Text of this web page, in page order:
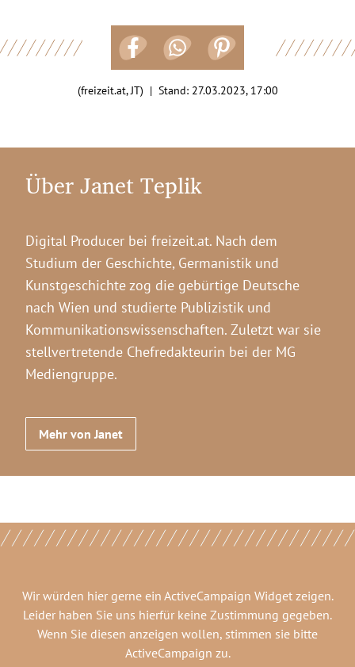
(freizeit.at, JT) | Stand: 27.03.2023, 17:00
Über Janet Teplik
Digital Producer bei freizeit.at. Nach dem
Studium der Geschichte, Germanistik und
Kunstgeschichte zog die gebürtige Deutsche
nach Wien und studierte Publizistik und
Kommunikationswissenschaften. Zuletzt war sie
stellvertretende Chefredakteurin bei der MG
Mediengruppe.
Mehr von Janet
Wir würden hier gerne ein ActiveCampaign Widgetzeigen.
Leider haben Sie uns hierfür keine Zustimmung gegeben.
Wenn Sie diesen anzeigen wollen, stimmen sie bitte
ActiveCampaign zu.